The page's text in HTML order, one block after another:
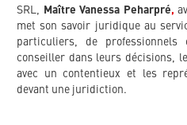
SRL,
Maître Vanessa Peharpré,
met son savoir juridique au
particuliers, de
conseiller dans leurs décisions,
avec un contentieux et les
devant une juridiction.